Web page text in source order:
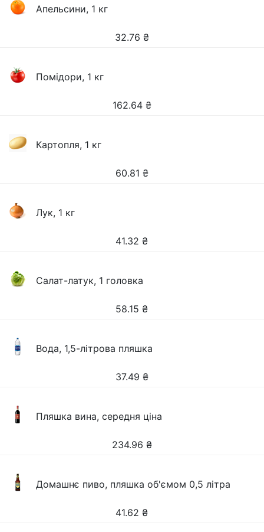
Апельсини, 1 кг
32.76 ₴
Помідори, 1 кг
162.64 ₴
Картопля, 1 кг
60.81 ₴
Лук, 1 кг
41.32 ₴
Салат-латук, 1 головка
58.15 ₴
Вода, 1,5-літрова пляшка
37.49 ₴
Пляшка вина, середня ціна
234.96 ₴
Домашнє пиво, пляшка об'ємом 0,5 літра
41.62 ₴